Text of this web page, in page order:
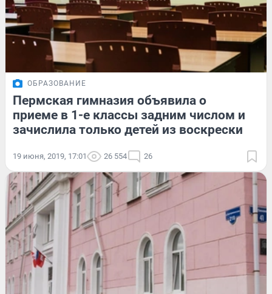
ОБРАЗОВАНИЕ
Пермская гимназия объявила о
приеме в 1-е классы задним числом и
зачислила только детей из воскрески
19 июня, 2019, 17:01 26 554 26